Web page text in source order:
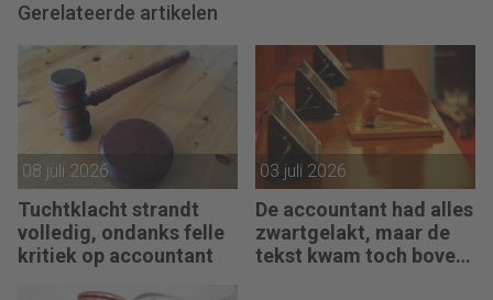
Gerelateerde artikelen
08 juli 2026
Tuchtklacht strandt
volledig, ondanks felle
kritiek op accountant
03 juli 2026
De accountant had alles
zwartgelakt, maar de
tekst kwam toch boven